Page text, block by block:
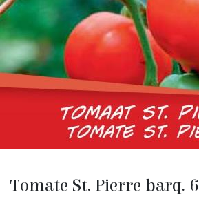
Tomate St. Pierre barq. 6